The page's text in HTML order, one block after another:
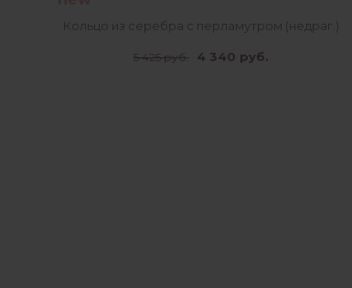
Кольцо из серебра с перламутром (недраг.)
5 425 руб. 4 340 руб.